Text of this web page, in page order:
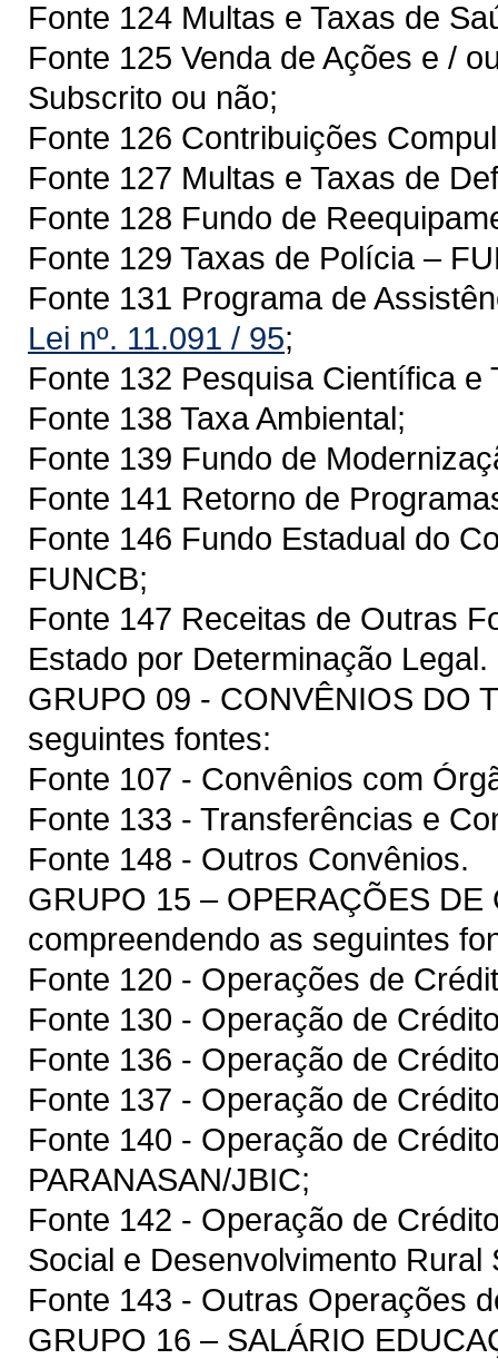
Fonte 124 Multas e Taxas de
Fonte 125 Venda de Ações e /
Subscrito ou não;
Fonte 126 Contribuições
Fonte 127 Multas e Taxas de
Fonte 128 Fundo de
Fonte 129 Taxas de Polícia –
Fonte 131 Programa de
Lei nº. 11.091 / 95;
Fonte 132 Pesquisa Científica e
Fonte 138 Taxa Ambiental;
Fonte 139 Fundo de
Fonte 141 Retorno de
Fonte 146 Fundo Estadual do
FUNCB;
Fonte 147 Receitas de Outras
Estado por Determinação Legal.
GRUPO 09 - CONVÊNIOS DO
seguintes fontes:
Fonte 107 - Convênios com
Fonte 133 - Transferências e
Fonte 148 - Outros Convênios.
GRUPO 15 – OPERAÇÕES
compreendendo as seguintes
Fonte 120 - Operações de
Fonte 130 - Operação de
Fonte 136 - Operação de
Fonte 137 - Operação de
Fonte 140 - Operação de
PARANASAN/JBIC;
Fonte 142 - Operação de
Social e Desenvolvimento
Fonte 143 - Outras Operações
GRUPO 16 – SALÁRIO